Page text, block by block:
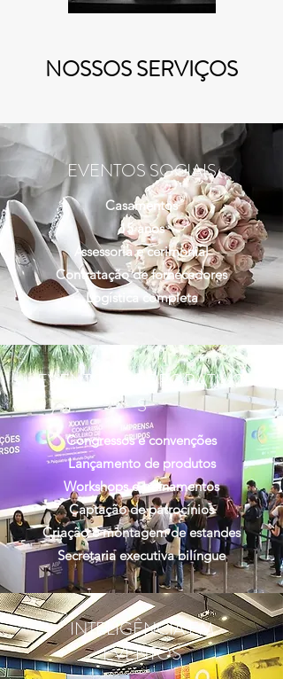
NOSSOS SERVIÇOS
EVENTOS SOCIAIS
Casamentos
15 anos
Assessoria e cerimonial
Contratação de fornecedores
Logística completa
EVENTOS CORPORATIVO
S
Congressos e convenções
Lançamento de produtos
Workshops e treinamentos
Captação de patrocínios
Criação e montagem de estandes
Secretaria executiva bilíngue
INTELIGÊNCIA EM
EVENTOS